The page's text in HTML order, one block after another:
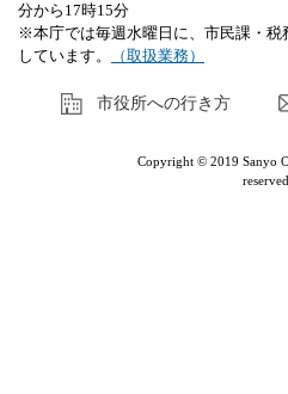
分から17時15分
※本庁では毎週水曜日に、市民課・税
しています。
（取扱業務）
市役所への行き方
Copyright © 2019 Sanyo
reserved.